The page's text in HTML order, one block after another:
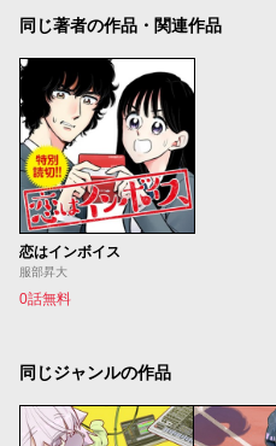
同じ著者の作品・関連作品
恋はインボイス
服部昇大
0話無料
同じジャンルの作品